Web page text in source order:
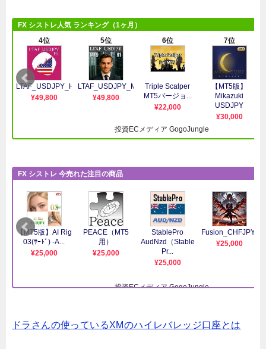
ドラさんの使っているXMのハイレバレッジ口座とは